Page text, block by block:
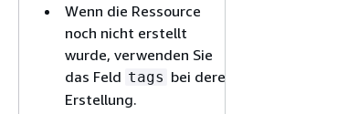
Wenn die Ressource
noch nicht erstellt
wurde, verwenden Sie
das Feld tags bei deren
Erstellung.